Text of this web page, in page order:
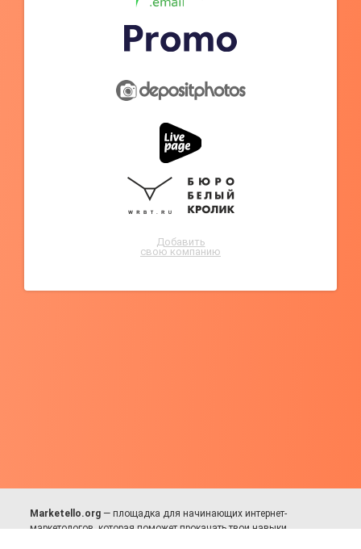
Добавить
свою компанию
Marketello.org — площадка для начинающих интернет-
маркетологов, которая поможет прокачать твои навыки.